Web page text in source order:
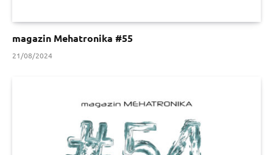
magazin Mehatronika #55
21/08/2024